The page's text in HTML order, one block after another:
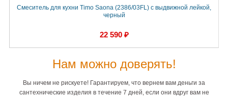
Смеситель для кухни Timo Saona (2386/03FL) с выдвижной лейкой,
черный
22 590 ₽
Нам можно доверять!
Вы ничем не рискуете! Гарантируем, что вернем вам деньги за
сантехнические изделия в течение 7 дней, если они вдруг вам не